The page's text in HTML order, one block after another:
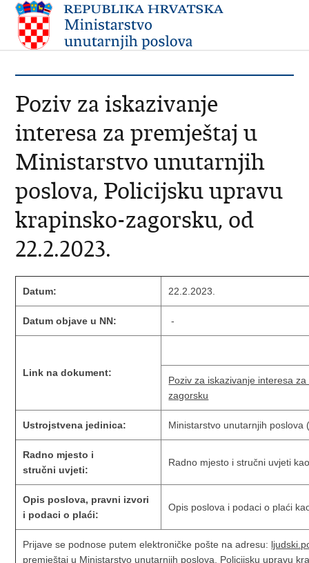
Poziv za iskazivanje
interesa za premještaj u
Ministarstvo unutarnjih
poslova, Policijsku upravu
krapinsko-zagorsku, od
22.2.2023.
Datum: 22.2.2023.
Datum objave u NN: -
Link na dokument:
Poziv za iskazivanje interesa
zagorsku
Ustrojstvena jedinica: Ministarstvo unutarnjih
Radno mjesto i
stručni uvjeti:
Radno mjesto i stručni uvjeti
Opis poslova, pravni izvori
i podaci o plaći:
Opis poslova i podaci o plaći
Prijave se podnose putem elektroničke pošte na adresu:
premještaj u Ministarstvo unutarnjih poslova, Policijsku upravu